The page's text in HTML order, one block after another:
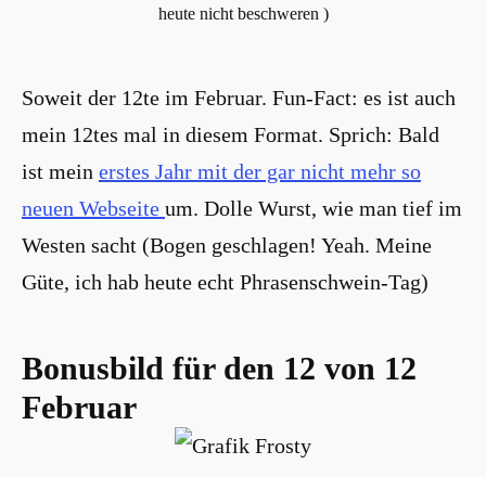
heute nicht beschweren )
Soweit der 12te im Februar. Fun-Fact: es ist auch
mein 12tes mal in diesem Format. Sprich: Bald
ist mein erstes Jahr mit der gar nicht mehr so
neuen Webseite um. Dolle Wurst, wie man tief im
Westen sacht (Bogen geschlagen! Yeah. Meine
Güte, ich hab heute echt Phrasenschwein-Tag)
Bonusbild für den 12 von 12
Februar